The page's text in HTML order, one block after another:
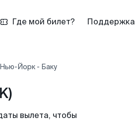
Где мой билет? Поддержка
Йорк - Баку
вылета, чтобы